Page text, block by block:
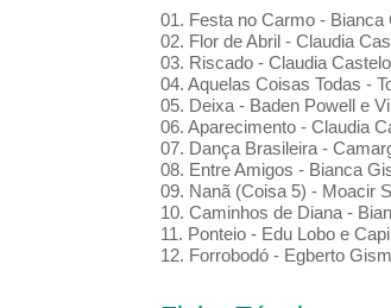
01.⁠ ⁠Festa no Carmo - Bianca
02.⁠ ⁠Flor de Abril - Claudia
03.⁠ ⁠Riscado - Claudia
04.⁠ ⁠Aquelas Coisas Todas -
05.⁠ ⁠Deixa - Baden Powell e
06.⁠ ⁠Aparecimento - Claudia
07.⁠ ⁠Dança Brasileira -
08.⁠ ⁠Entre Amigos - Bianca
09.⁠ ⁠Nanã (Coisa 5) - Moacir
10.⁠ ⁠Caminhos de Diana -
11.⁠ ⁠Ponteio - Edu Lobo e
12.⁠ ⁠Forrobodó - Egberto